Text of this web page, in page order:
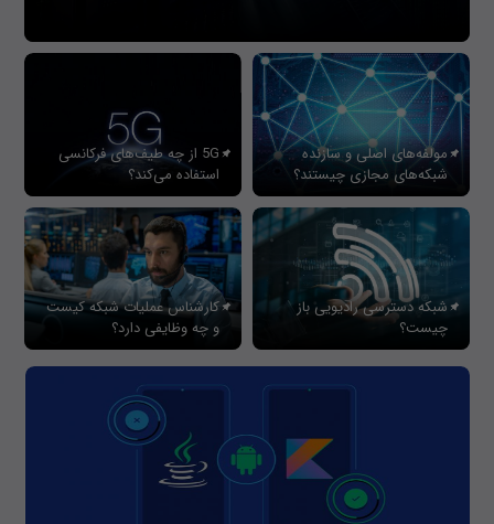
مولفه‌های اصلی و سازنده
شبکه‌های مجازی چیستند؟
5G از چه طیف‌های فرکانسی
استفاده می‌کند؟
شبکه دسترسی رادیویی باز
چیست؟
کارشناس عملیات شبکه کیست
و چه وظایفی دارد؟